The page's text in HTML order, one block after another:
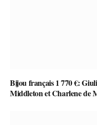
Bijou français 1 770 €:
Middleton et Charlene de